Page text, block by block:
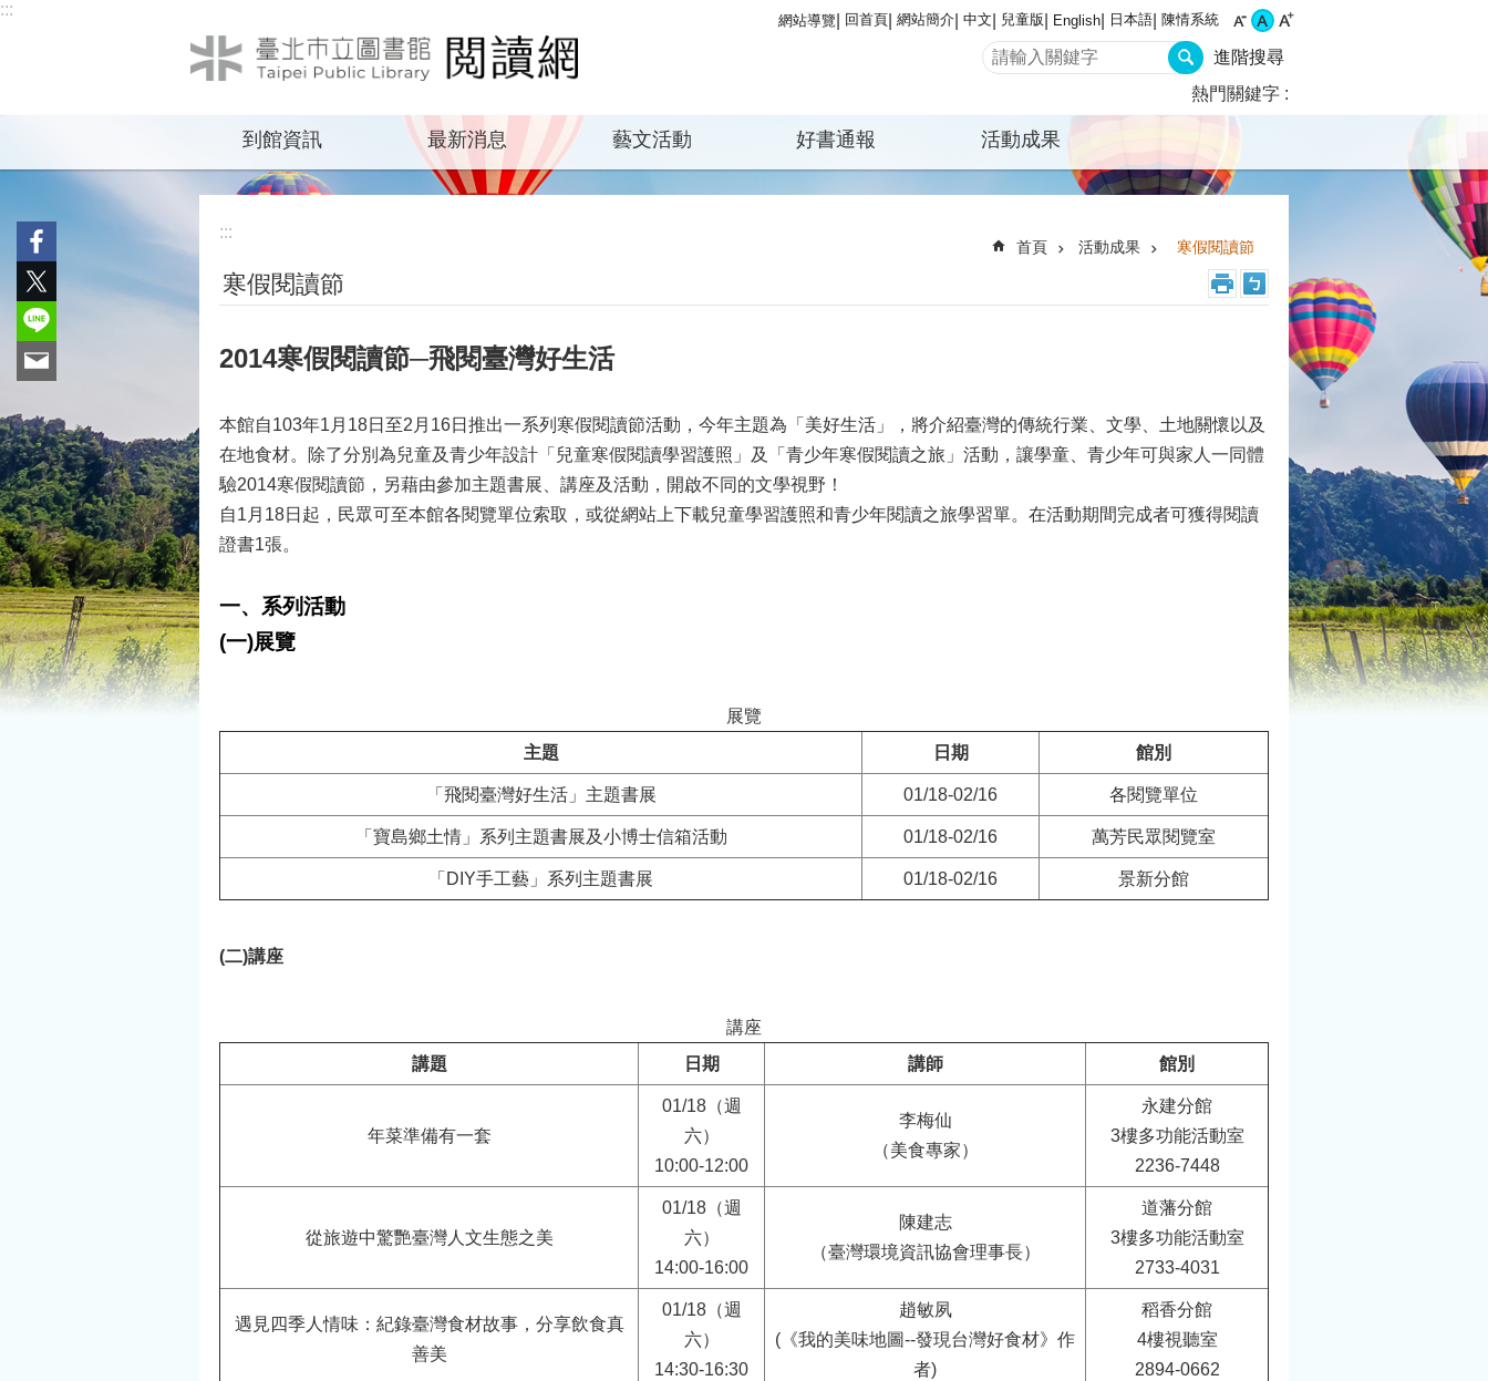
跳到主要內容區塊
:::
網站導覽 回首頁 網站簡介 中文 兒童版 English 日本語 陳情系統
進階搜尋
熱門關鍵字
到館資訊 最新消息 藝文活動 好書通報 活動成果
:::
首頁 活動成果 寒假閱讀節
寒假閱讀節
2014寒假閱讀節─飛閱臺灣好生活
本館自103年1月18日至2月16日推出一系列寒假閱讀節活動，今年主題為「美好生活」，將介紹臺灣的傳統行業、文學、土地關懷以及
在地食材。除了分別為兒童及青少年設計「兒童寒假閱讀學習護照」及「青少年寒假閱讀之旅」活動，讓學童、青少年可與家人一同體
驗2014寒假閱讀節，另藉由參加主題書展、講座及活動，開啟不同的文學視野！
自1月18日起，民眾可至本館各閱覽單位索取，或從網站上下載兒童學習護照和青少年閱讀之旅學習單。在活動期間完成者可獲得閱讀
證書1張。
一、系列活動
(一)展覽
展覽
主題
日期 館別
「飛閱臺灣好生活」主題書展 01/18-02/16 各閱覽單位
「寶島鄉土情」系列主題書展及小博士信箱活動 01/18-02/16 萬芳民眾閱覽室
「DIY手工藝」系列主題書展 01/18-02/16 景新分館
(二)講座
講座
講題
日期 講師 館別
年菜準備有一套
01/18（週
六）
10:00-12:00
李梅仙
（美食專家）
永建分館
3樓多功能活動室
2236-7448
從旅遊中驚艷臺灣人文生態之美
01/18（週
六）
14:00-16:00
陳建志
（臺灣環境資訊協會理事長）
道藩分館
3樓多功能活動室
2733-4031
遇見四季人情味：紀錄臺灣食材故事，分享飲食真
善美
01/18（週
六）
14:30-16:30
趙敏夙
(《我的美味地圖--發現台灣好食材》作
者)
稻香分館
4樓視聽室
2894-0662